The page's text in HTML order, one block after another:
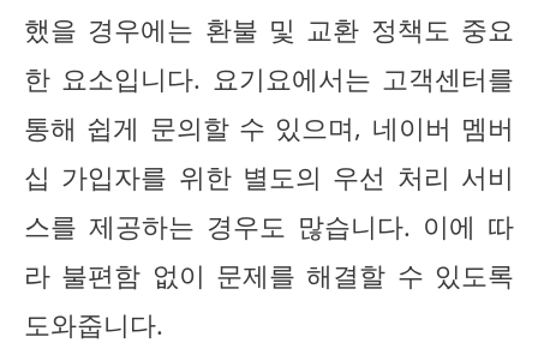
했을 경우에는 환불 및 교환 정책도 중요
한 요소입니다. 요기요에서는 고객센터를
통해 쉽게 문의할 수 있으며, 네이버 멤버
십 가입자를 위한 별도의 우선 처리 서비
스를 제공하는 경우도 많습니다. 이에 따
라 불편함 없이 문제를 해결할 수 있도록
도와줍니다.